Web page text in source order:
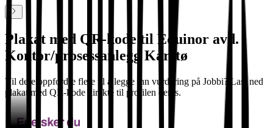
Plakat med QR-kode til Equinor avd.
Kontor/prosessanlegg Kårstø
Vil dere oppfordre flere til å legge inn vurdering på Jobbi? Last ned
plakat med QR-kode direkte til profilen deres.